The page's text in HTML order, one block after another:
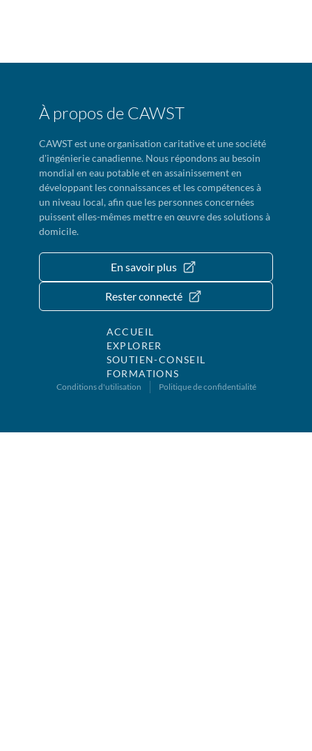
À propos de CAWST
CAWST est une organisation caritative et une société
d'ingénierie canadienne. Nous répondons au besoin
mondial en eau potable et en assainissement en
développant les connaissances et les compétences à
un niveau local, afin que les personnes concernées
puissent elles-mêmes mettre en œuvre des solutions à
domicile.
En savoir plus
Rester connecté
ACCUEIL
EXPLORER
SOUTIEN-CONSEIL
FORMATIONS
Conditions d'utilisation Politique de confidentialité